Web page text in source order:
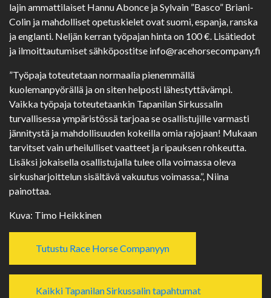
lajin ammattilaiset Hannu Abonce ja Sylvain ”Basco” Briani-
Colin ja mahdolliset opetuskielet ovat suomi, espanja, ranska
ja englanti. Neljän kerran työpajan hinta on 100 €. Lisätiedot
ja ilmoittautumiset sähköpostitse info@racehorsecompany.fi
”Työpaja toteutetaan normaalia pienemmällä
kuolemanpyörällä ja on siten helposti lähestyttävämpi.
Vaikka työpaja toteutetaankin Tapanilan Sirkussalin
turvallisessa ympäristössä tarjoaa se osallistujille varmasti
jännitystä ja mahdollisuuden kokeilla omia rajojaan! Mukaan
tarvitset vain urheilulliset vaatteet ja ripauksen rohkeutta.
Lisäksi jokaisella osallistujalla tulee olla voimassa oleva
sirkusharjoittelun sisältävä vakuutus voimassa.”, Niina
painottaa.
Kuva: Timo Heikkinen
Tutustu Race Horse Companyyn
Kaikki Tapanilan Sirkussalin tapahtumat